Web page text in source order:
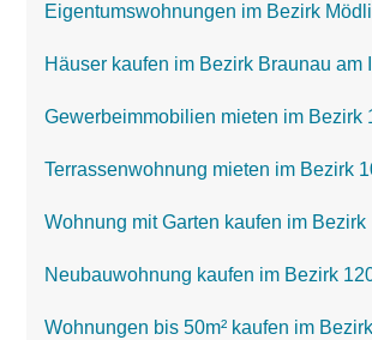
Eigentumswohnungen im Bezirk
Häuser kaufen im Bezirk Braunau am
Gewerbeimmobilien mieten im Bezirk
Terrassenwohnung mieten im Bezirk
Wohnung mit Garten kaufen im
Neubauwohnung kaufen im Bezirk
Wohnungen bis 50m² kaufen im